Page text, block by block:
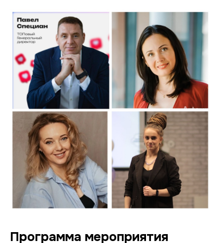
Программа мероприятия